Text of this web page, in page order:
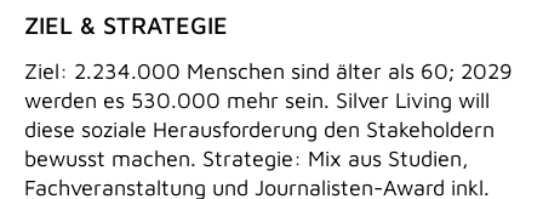
ZIEL & STRATEGIE
Ziel: 2.234.000 Menschen sind älter als 60; 2029
werden es 530.000 mehr sein. Silver Living will
diese soziale Herausforderung den Stakeholdern
bewusst machen. Strategie: Mix aus Studien,
Fachveranstaltung und Journalisten-Award inkl.